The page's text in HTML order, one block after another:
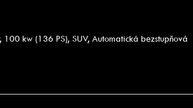
kw (136 PS), SUV, Automatická bezstupňová